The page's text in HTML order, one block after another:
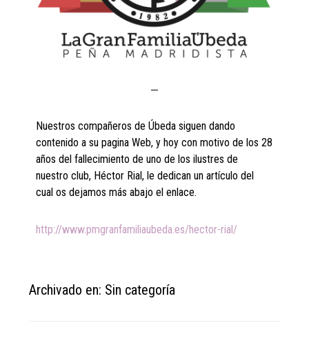
Nuestros compañeros de Úbeda siguen dando
contenido a su pagina Web, y hoy con motivo de los 28
años del fallecimiento de uno de los ilustres de
nuestro club, Héctor Rial, le dedican un artículo del
cual os dejamos más abajo el enlace.
http://www.pmgranfamiliaubeda.es/hector-rial/
Archivado en: Sin categoría